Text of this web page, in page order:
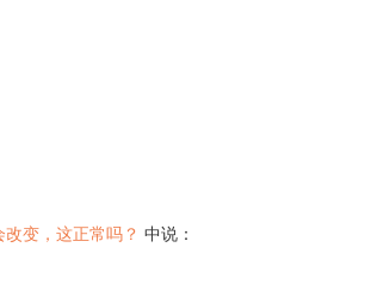
变，这正常吗？ 中说：